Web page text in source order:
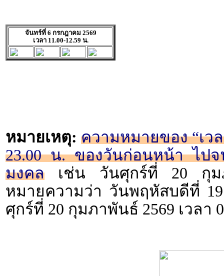
จันทร์ที่ 6 กรกฎาคม 2569
เวลา 11.00-12.59 น.
หมายเหตุ: ความหมายของ “เว
23.00 น. ของวันก่อนหน้า ไป
มงคล เช่น วันศุกร์ที่ 20 กุม
หมายความว่า วันพฤหัสบดีที่
ศุกร์ที่ 20 กุมภาพันธ์ 2569 เวลา